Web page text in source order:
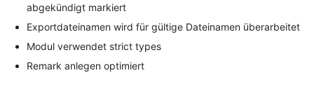
abgekündigt markiert
Exportdateinamen wird für gültige Dateinamen überarbeitet
Modul verwendet strict types
Remark anlegen optimiert